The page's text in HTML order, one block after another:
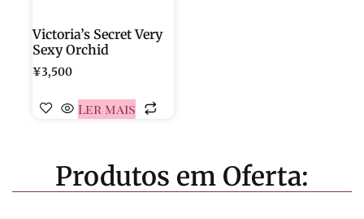
Victoria’s Secret Very
Sexy Orchid
¥3,500
Ler mais
Produtos em Oferta: